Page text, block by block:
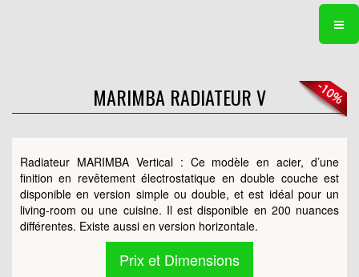
MARIMBA RADIATEUR V
Radiateur MARIMBA Vertical : Ce modèle en acier, d’une
finition en revêtement électrostatique en double couche est
disponible en version simple ou double, et est idéal pour un
living-room ou une cuisine. Il est disponible en 200 nuances
différentes. Existe aussi en version horizontale.
Prix et Dimensions